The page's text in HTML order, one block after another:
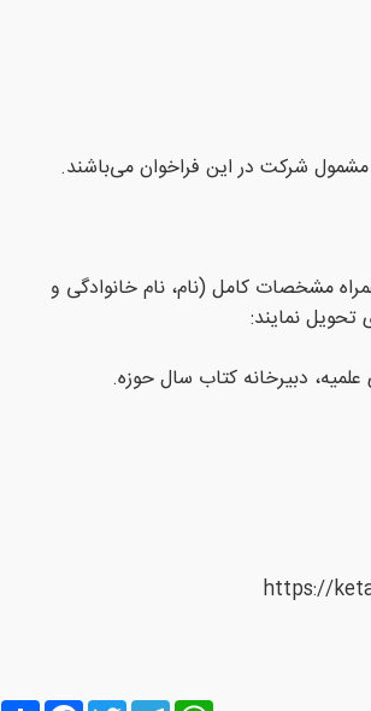
مشخصات کامل (نام، نام خانوادگی و
نمایند:
علمیه، دبیرخانه کتاب سال حوزه.